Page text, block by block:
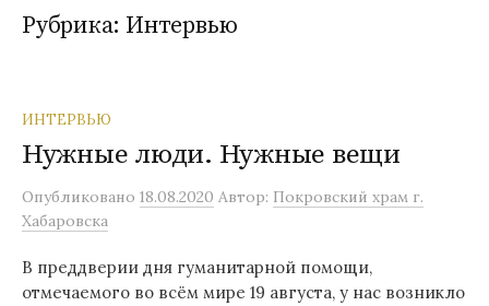
Рубрика: Интервью
ИНТЕРВЬЮ
Нужные люди. Нужные вещи
Опубликовано 18.08.2020 Автор: Покровский храм г.
Хабаровска
В преддверии дня гуманитарной помощи,
отмечаемого во всём мире 19 августа, у нас возникло